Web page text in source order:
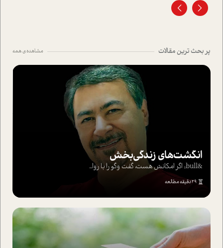
پر بحث ترین مقالات مشاهده ی همه
انگشت‌های‌ زندگی‌بخش
&bull; اگر امکانش هست، گفت وگو را با روا...
29 دقیقه مطالعه